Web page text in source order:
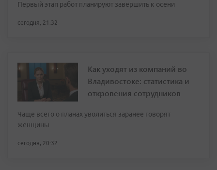
Первый этап работ планируют завершить к осени
сегодня, 21:32
Как уходят из компаний во
Владивостоке: статистика и
откровения сотрудников
Чаще всего о планах уволиться заранее говорят
женщины
сегодня, 20:32